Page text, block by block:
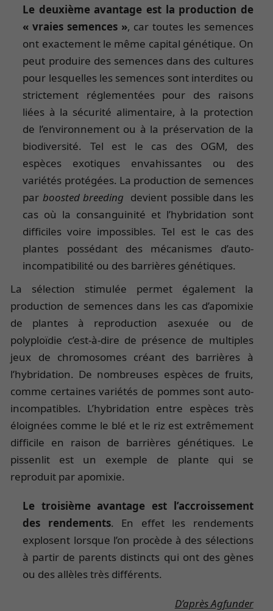
Le deuxième avantage est la production de
« vraies semences », car toutes les semences
ont exactement le même capital génétique. On
peut produire des semences dans des cultures
pour lesquelles les semences sont interdites ou
strictement réglementées pour des raisons
liées à la sécurité alimentaire, à la protection
de l’environnement ou à la préservation de la
biodiversité. Tel est le cas des OGM, des
espèces exotiques envahissantes ou des
variétés protégées. La production de semences
par boosted breeding devient possible dans les
cas où la consanguinité et l’hybridation sont
difficiles voire impossibles. Tel est le cas des
plantes possédant des mécanismes d’auto-
incompatibilité ou des barrières génétiques.
La sélection stimulée permet également la
production de semences dans les cas d’apomixie
de plantes à reproduction asexuée ou de
polyploïdie c’est-à-dire de présence de multiples
jeux de chromosomes créant des barrières à
l’hybridation. De nombreuses espèces de fruits,
comme certaines variétés de pommes sont auto-
incompatibles. L’hybridation entre espèces très
éloignées comme le blé et le riz est extrêmement
difficile en raison de barrières génétiques. Le
pissenlit est un exemple de plante qui se
reproduit par apomixie.
Le troisième avantage est l’accroissement
des rendements. En effet les rendements
explosent lorsque l’on procède à des sélections
à partir de parents distincts qui ont des gènes
ou des allèles très différents.
D’après Agfunder